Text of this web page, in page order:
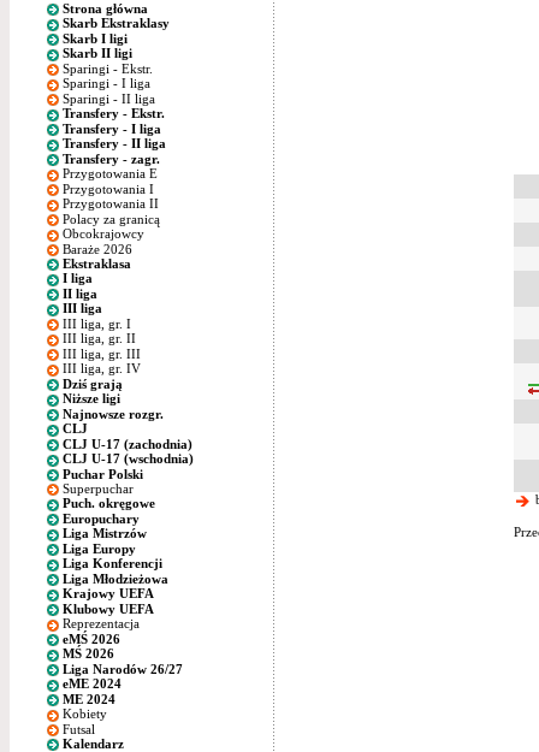
Strona główna
Skarb Ekstraklasy
Skarb I ligi
Skarb II ligi
Sparingi - Ekstr.
Sparingi - I liga
Sparingi - II liga
Transfery - Ekstr.
Transfery - I liga
Transfery - II liga
Transfery - zagr.
Przygotowania E
Przygotowania I
Przygotowania II
Polacy za granicą
Obcokrajowcy
Baraże 2026
Ekstraklasa
I liga
II liga
III liga
III liga, gr. I
III liga, gr. II
III liga, gr. III
III liga, gr. IV
Dziś grają
Niższe ligi
Najnowsze rozgr.
CLJ
CLJ U-17 (zachodnia)
CLJ U-17 (wschodnia)
Puchar Polski
Superpuchar
Puch. okręgowe
Europuchary
Liga Mistrzów
Liga Europy
Liga Konferencji
Liga Młodzieżowa
Krajowy UEFA
Klubowy UEFA
Reprezentacja
eMŚ 2026
MŚ 2026
Liga Narodów 26/27
eME 2024
ME 2024
Kobiety
Futsal
Kalendarz